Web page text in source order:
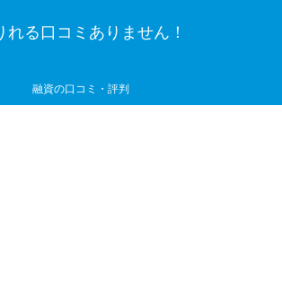
れる口コミありません！
融資の口コミ・評判